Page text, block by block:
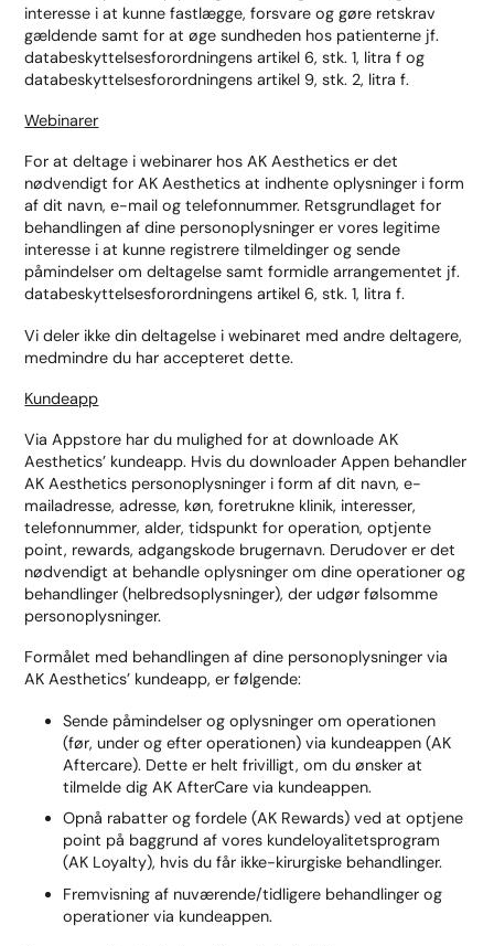
interesse i at kunne fastlægge, forsvare og gøre retskrav
gældende samt for at øge sundheden hos patienterne jf.
databeskyttelsesforordningens artikel 6, stk. 1, litra f og
databeskyttelsesforordningens artikel 9, stk. 2, litra f.
Webinarer
For at deltage i webinarer hos AK Aesthetics er det
nødvendigt for AK Aesthetics at indhente oplysninger i form
af dit navn, e-mail og telefonnummer. Retsgrundlaget for
behandlingen af dine personoplysninger er vores legitime
interesse i at kunne registrere tilmeldinger og sende
påmindelser om deltagelse samt formidle arrangementet jf.
databeskyttelsesforordningens artikel 6, stk. 1, litra f.
Vi deler ikke din deltagelse i webinaret med andre deltagere,
medmindre du har accepteret dette.
Kundeapp
Via Appstore har du mulighed for at downloade AK
Aesthetics’ kundeapp. Hvis du downloader Appen behandler
AK Aesthetics personoplysninger i form af dit navn, e-
mailadresse, adresse, køn, foretrukne klinik, interesser,
telefonnummer, alder, tidspunkt for operation, optjente
point, rewards, adgangskode brugernavn. Derudover er det
nødvendigt at behandle oplysninger om dine operationer og
behandlinger (helbredsoplysninger), der udgør følsomme
personoplysninger.
Formålet med behandlingen af dine personoplysninger via
AK Aesthetics’ kundeapp, er følgende:
Sende påmindelser og oplysninger om operationen
(før, under og efter operationen) via kundeappen (AK
Aftercare). Dette er helt frivilligt, om du ønsker at
tilmelde dig AK AfterCare via kundeappen.
Opnå rabatter og fordele (AK Rewards) ved at optjene
point på baggrund af vores kundeloyalitetsprogram
(AK Loyalty), hvis du får ikke-kirurgiske behandlinger.
Fremvisning af nuværende/tidligere behandlinger og
operationer via kundeappen.